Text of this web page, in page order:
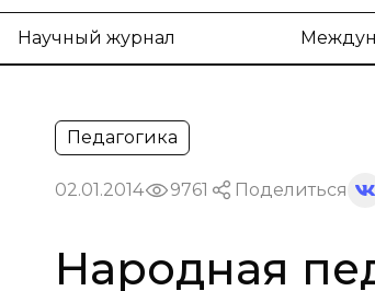
Научный журнал
Педагогика
02.01.2014 9761 Поделиться
Народная